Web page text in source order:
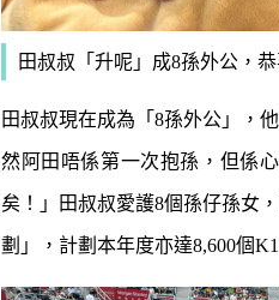
田叔叔「升呢」成8孫外公，恭
田叔叔現在成為「8孫外公」，
然阿田唔係第一次抱孫，但係
矣！」田叔叔愛護8個孫仔孫女
劃」，計劃本年度亦達8,600個